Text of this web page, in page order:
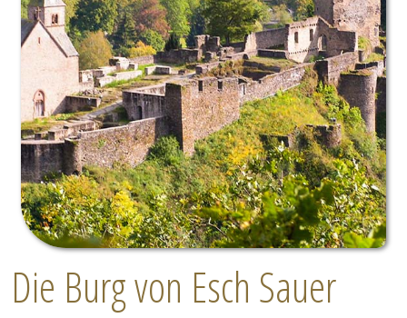
Die Burg von Esch Sauer